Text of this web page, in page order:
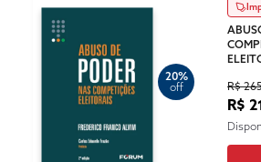
20%
off
R$
R$